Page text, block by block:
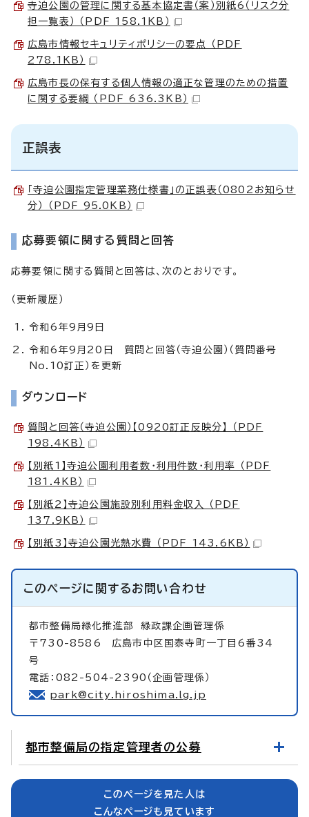
寺迫公園の管理に関する基本協定書（案）別紙6（リスク分
担一覧表） （PDF 158.1KB）
広島市情報セキュリティポリシーの要点 （PDF
278.1KB）
広島市長の保有する個人情報の適正な管理のための措置
に関する要綱 （PDF 636.3KB）
正誤表
「寺迫公園指定管理業務仕様書」の正誤表（0802お知らせ
分） （PDF 95.0KB）
応募要領に関する質問と回答
応募要領に関する質問と回答は、次のとおりです。
（更新履歴）
令和6年9月9日
令和6年9月20日 質問と回答（寺迫公園）（質問番号
No.10訂正）を更新
ダウンロード
質問と回答（寺迫公園）【0920訂正反映分】 （PDF
198.4KB）
【別紙1】寺迫公園利用者数・利用件数・利用率 （PDF
181.4KB）
【別紙2】寺迫公園施設別利用料金収入 （PDF
137.9KB）
【別紙3】寺迫公園光熱水費 （PDF 143.6KB）
このページに関するお問い合わせ
都市整備局緑化推進部緑政課企画管理係
〒730-8586 広島市中区国泰寺町一丁目6番34
号
電話：082-504-2390（企画管理係）
park@city.hiroshima.lg.jp
都市整備局の指定管理者の公募
このページを見た人は
こんなページも見ています